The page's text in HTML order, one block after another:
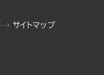
サイトマップ